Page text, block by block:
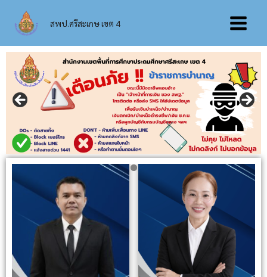
content
สพป.ศรีสะเกษ เขต 4
Main